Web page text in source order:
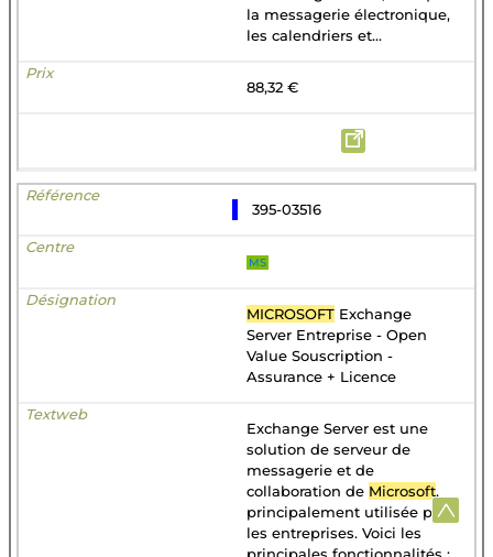
la messagerie électronique,
les calendriers et...
88,32 €
395-03516
MS
MICROSOFT Exchange
Server Entreprise - Open
Value Souscription -
Assurance + Licence
Exchange Server est une
solution de serveur de
messagerie et de
collaboration de Microsoft,
principalement utilisée par
les entreprises. Voici les